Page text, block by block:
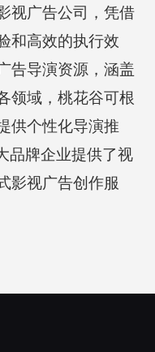
视广告公司，凭借
和高效的执行效
告导演资源，涵盖
领域，桃花谷可根
供个性化导演推
品牌企业提供了视
影视广告创作服